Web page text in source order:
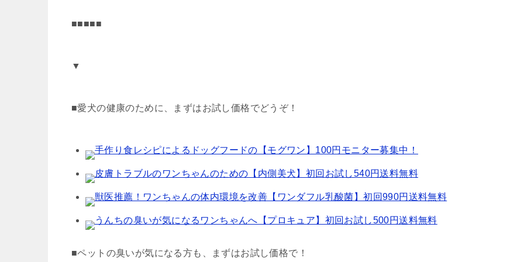
■■■■■
▼
■愛犬の健康のために、まずはお試し価格でどうぞ！
手作り食レシピによるドッグフードの【モグワン】100円モニター募集中！
皮膚トラブルのワンちゃんのための【内側美犬】初回お試し540円送料無料
獣医推薦！ワンちゃんの体内環境を改善【ワンダフル乳酸菌】初回990円送料無料
うんちの臭いが気になるワンちゃんへ【プロキュア】初回お試し500円送料無料
■ペットの臭いが気になる方も、まずはお試し価格で！